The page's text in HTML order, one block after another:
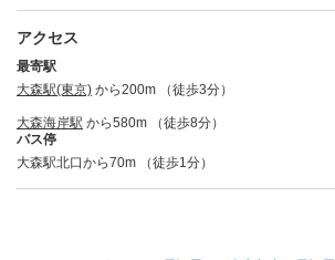
アクセス
最寄駅
大森駅(東京) から200m （徒歩3分）
大森海岸駅 から580m （徒歩8分）
バス停
大森駅北口から70m （徒歩1分）